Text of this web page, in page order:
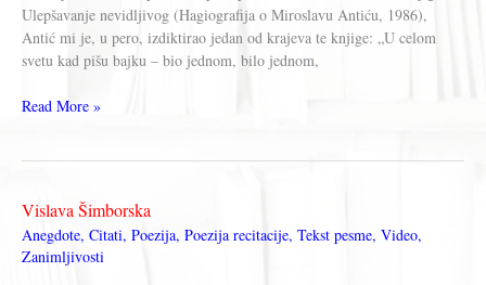
Ulepšavanje nevidljivog (Hagiografija o Miroslavu Antiću, 1986),
Antić mi je, u pero, izdiktirao jedan od krajeva te knjige: „U celom
svetu kad pišu bajku – bio jednom, bilo jednom,
Draško
Antiću
Read More »
Vislava Šimborska
Anegdote, Citati, Poezija, Poezija recitacije, Tekst pesme, Video,
Zanimljivosti